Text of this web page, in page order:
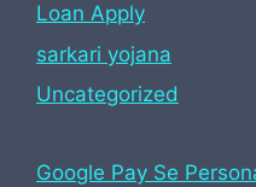
Loan Apply
sarkari yojana
Uncategorized
Google Pay Se